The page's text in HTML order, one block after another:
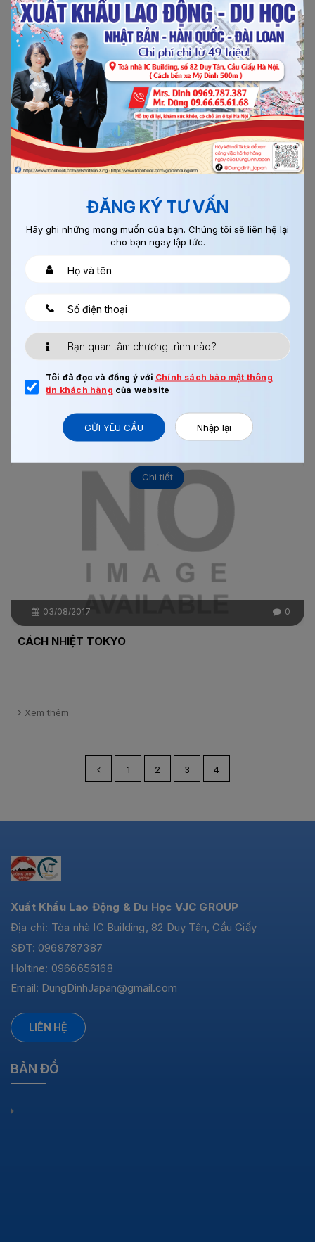
03/08/2017
HOÀN THIỆN NỘI THẤT FUKUOKA
Xem thêm
03/08/2017 0
HOÀN THIỆN NỘI THẤT OSAKA
Xem thêm
03/08/2017 0
Chi tiết
CÁCH NHIỆT TOKYO
Xem thêm
1 2 3 4
Xuất Khẩu Lao Động & Du Học VJC GROUP
Địa chỉ: Tòa nhà IC Building, 82 Duy Tân, Cầu Giấy
SĐT: 0969787387
Holtine: 0966656168
Email: DungDinhJapan@gmail.com
LIÊN HỆ
BẢN ĐỒ
ĐĂNG KÝ TƯ VẤN
Hãy ghi những mong muốn của bạn. Chúng tôi sẽ liên hệ lại
cho bạn ngay lập tức.
Tôi đã đọc và đồng ý với Chính sách bảo mật thông
tin khách hàng của website
GỬI YÊU CẦU Nhập lại